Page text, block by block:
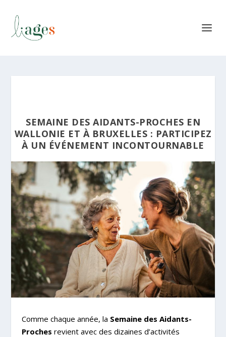
SEMAINE DES AIDANTS-PROCHES EN
WALLONIE ET À BRUXELLES : PARTICIPEZ
À UN ÉVÉNEMENT INCONTOURNABLE
Comme chaque année, la Semaine des Aidants-
Proches revient avec des dizaines d’activités